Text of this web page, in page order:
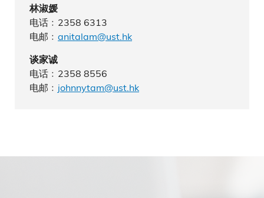
林淑媛
电话﹕2358 6313
电邮﹕ anitalam@ust.hk
谈家诚
电话﹕2358 8556
电邮﹕ johnnytam@ust.hk